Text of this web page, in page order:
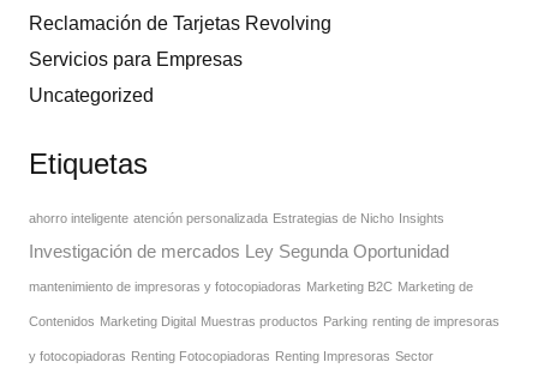
Reclamación de Tarjetas Revolving
Servicios para Empresas
Uncategorized
Etiquetas
ahorro inteligente atención personalizada Estrategias de Nicho Insights
Investigación de mercados Ley Segunda Oportunidad
mantenimiento de impresoras y fotocopiadoras Marketing B2C Marketing de
Contenidos Marketing Digital Muestras productos Parking renting de impresoras
y fotocopiadoras Renting Fotocopiadoras Renting Impresoras Sector